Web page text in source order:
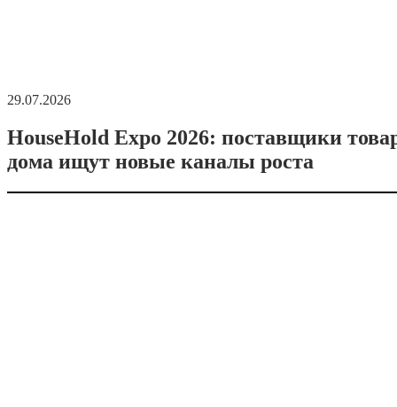
29.07.2026
HouseHold Expo 2026: поставщики
дома ищут новые каналы роста